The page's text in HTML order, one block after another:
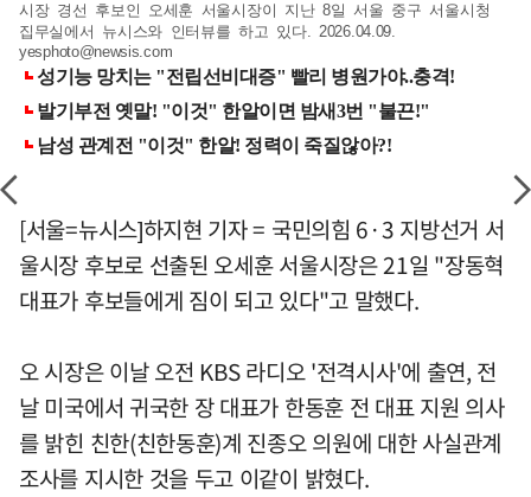
시장 경선 후보인 오세훈 서울시장이 지난 8일 서울 중구 서울시청
집무실에서 뉴시스와 인터뷰를 하고 있다. 2026.04.09.
yesphoto@newsis.com
[서울=뉴시스]하지현 기자 = 국민의힘 6·3 지방선거 서
울시장 후보로 선출된 오세훈 서울시장은 21일 "장동혁
대표가 후보들에게 짐이 되고 있다"고 말했다.
오 시장은 이날 오전 KBS 라디오 '전격시사'에 출연, 전
날 미국에서 귀국한 장 대표가 한동훈 전 대표 지원 의사
를 밝힌 친한(친한동훈)계 진종오 의원에 대한 사실관계
조사를 지시한 것을 두고 이같이 밝혔다.